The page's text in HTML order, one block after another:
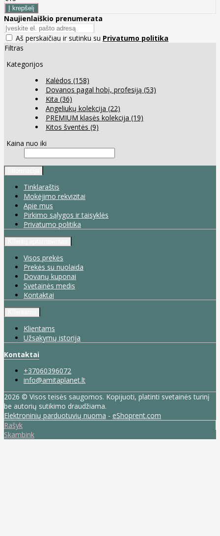
Naujienlaiškio prenumerata
Aš perskaičiau ir sutinku su Privatumo politika
Filtras
Kategorijos
Kalėdos (158)
Dovanos pagal hobį, profesiją (53)
Kita (36)
Angeliukų kolekcija (22)
PREMIUM klasės kolekcija (19)
Kitos šventės (9)
Kaina nuo iki
Tinklaraštis
Mokėjimo rekvizitai
Apie mus
Pirkimo sąlygos ir taisyklės
Privatumo politika
Visos prekės
Prekės su nuolaida
Dovanų kuponai
Svetainės medis
Kontaktai
Klientams
Užsakymų istorija
Kontaktai
+37060396072
info@amitaplanet.lt
2026 © Visos teisės saugomos. Kopijuoti, platinti svetainės turinį
be autorių sutikimo draudžiama.
Elektroninių parduotuvių nuoma - eShoprent.com
Rašyk
Skambink